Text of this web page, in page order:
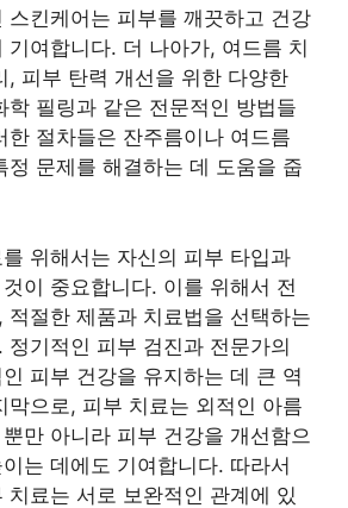
스킨케어는 피부를 깨끗하고 건강
기여합니다. 더 나아가, 여드름 치
, 피부 탄력 개선을 위한 다양한
학 필링과 같은 전문적인 방법들
한 절차들은 잔주름이나 여드름
정 문제를 해결하는 데 도움을 줍
위해서는 자신의 피부 타입과
이 중요합니다. 이를 위해서 전
적절한 제품과 치료법을 선택하는
정기적인 피부 검진과 전문가의
피부 건강을 유지하는 데 큰 역
막으로, 피부 치료는 외적인 아름
만 아니라 피부 건강을 개선함으
는 데에도 기여합니다. 따라서
치료는 서로 보완적인 관계에 있